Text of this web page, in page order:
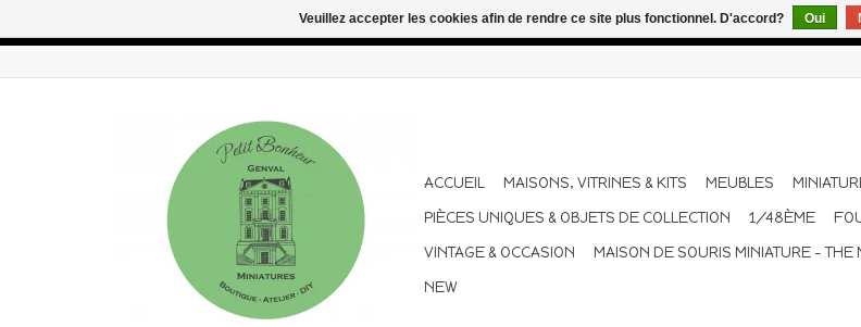
ACCUEIL MAISONS, VITRINES & KITS MEUBLES
PIÈCES UNIQUES & OBJETS DE COLLECTION
1/48ÈME
VINTAGE & OCCASION
MAISON DE SOURIS MINIATURE - THE
NEW
Veuillez accepter les cookies afin de rendre ce site plus fonctionnel. D'accord? Oui
Congés d'été : les commandes continuent d'être expédiées pendant les vacances. Les envois sont effectués